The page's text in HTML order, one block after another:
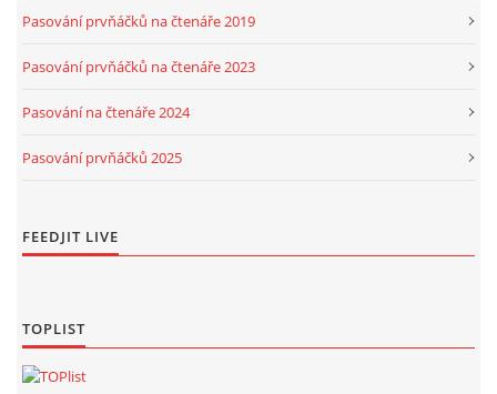
Pasování prvňáčků na čtenáře 2019
Pasování prvňáčků na čtenáře 2023
Pasování na čtenáře 2024
Pasování prvňáčků 2025
FEEDJIT LIVE
TOPLIST